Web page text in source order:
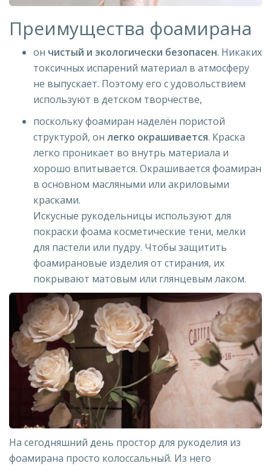
Преимущества фоамирана
он чистый и экологически безопасен. Никаких
токсичных испарений материал в атмосферу
не выпускает. Поэтому его с удовольствием
используют в детском творчестве,
поскольку фоамиран наделён пористой
структурой, он легко окрашивается. Краска
легко проникает во внутрь материала и
хорошо впитывается. Окрашивается фоамиран
в основном масляными или акриловыми
красками.
Искусные рукодельницы используют для
покраски фоама косметические тени, мелки
для пастели или пудру. Чтобы защитить
фоамирановые изделия от стирания, их
покрывают матовым или глянцевым лаком.
На сегодняшний день простор для рукоделия из
фоамирана просто колоссальный. Из него